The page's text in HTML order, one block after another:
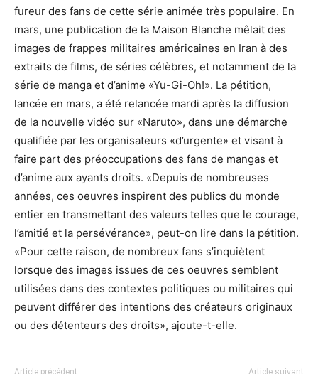
fureur des fans de cette série animée très populaire. En
mars, une publication de la Maison Blanche mêlait des
images de frappes militaires américaines en Iran à des
extraits de films, de séries célèbres, et notamment de la
série de manga et d’anime «Yu-Gi-Oh!». La pétition,
lancée en mars, a été relancée mardi après la diffusion
de la nouvelle vidéo sur «Naruto», dans une démarche
qualifiée par les organisateurs «d’urgente» et visant à
faire part des préoccupations des fans de mangas et
d’anime aux ayants droits. «Depuis de nombreuses
années, ces oeuvres inspirent des publics du monde
entier en transmettant des valeurs telles que le courage,
l’amitié et la persévérance», peut-on lire dans la pétition.
«Pour cette raison, de nombreux fans s’inquiètent
lorsque des images issues de ces oeuvres semblent
utilisées dans des contextes politiques ou militaires qui
peuvent différer des intentions des créateurs originaux
ou des détenteurs des droits», ajoute-t-elle.
Article précédent Article suivant